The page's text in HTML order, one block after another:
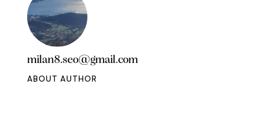
milan8.seo@gmail.com
ABOUT AUTHOR